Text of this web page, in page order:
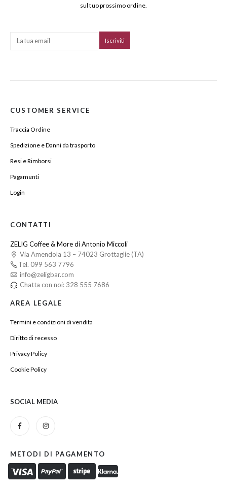
sul tuo prossimo ordine.
CUSTOMER SERVICE
Traccia Ordine
Spedizione e Danni da trasporto
Resi e Rimborsi
Pagamenti
Login
CONTATTI
ZELIG Coffee & More di Antonio Miccoli
Via Amendola 13 – 74023 Grottaglie (TA)
Tel. 099 563 7796
info@zeligbar.com
Chatta con noi: 328 555 7686
AREA LEGALE
Termini e condizioni di vendita
Diritto di recesso
Privacy Policy
Cookie Policy
SOCIAL MEDIA
METODI DI PAGAMENTO